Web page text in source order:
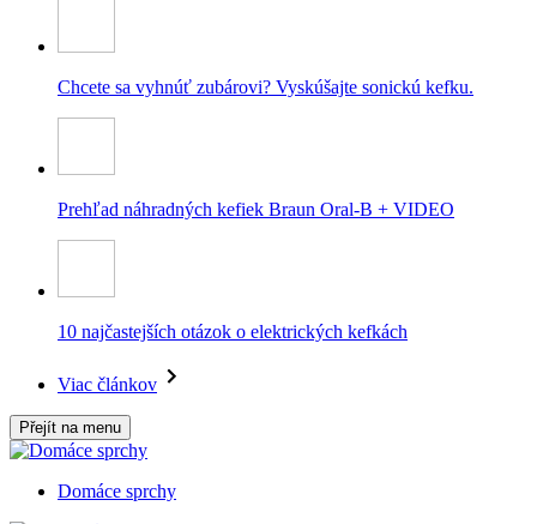
Chcete sa vyhnúť zubárovi? Vyskúšajte sonickú kefku.
Prehľad náhradných kefiek Braun Oral-B + VIDEO
10 najčastejších otázok o elektrických kefkách
Viac článkov
Přejít na menu
Domáce sprchy